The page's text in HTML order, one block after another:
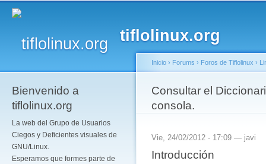
tiflolinux.org
Bienvenido a
tiflolinux.org
La web del Grupo de Usuarios
Ciegos y Deficientes visuales de
GNU/Linux.
Esperamos que formes parte de
Se encuentra usted
Inicio › Forums › Foros de Tiflolinux ›
Consultar el
consola.
Vie, 24/02/2012 - 17:09 — javi
Introducción